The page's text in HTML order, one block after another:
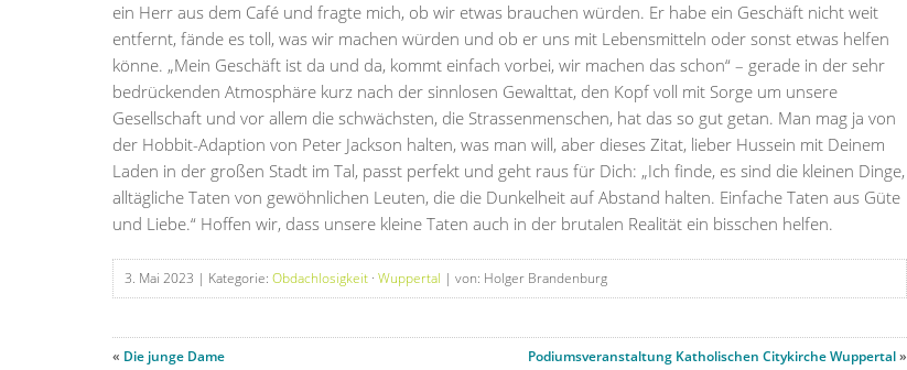
ein Herr aus dem Café und fragte mich, ob wir etwas brauchen würden. Er habe ein Geschäft nicht weit
entfernt, fände es toll, was wir machen würden und ob er uns mit Lebensmitteln oder sonst etwas helfen
könne. „Mein Geschäft ist da und da, kommt einfach vorbei, wir machen das schon“ – gerade in der sehr
bedrückenden Atmosphäre kurz nach der sinnlosen Gewalttat, den Kopf voll mit Sorge um unsere
Gesellschaft und vor allem die schwächsten, die Strassenmenschen, hat das so gut getan. Man mag ja von
der Hobbit-Adaption von Peter Jackson halten, was man will, aber dieses Zitat, lieber Hussein mit Deinem
Laden in der großen Stadt im Tal, passt perfekt und geht raus für Dich: „Ich finde, es sind die kleinen Dinge,
alltägliche Taten von gewöhnlichen Leuten, die die Dunkelheit auf Abstand halten. Einfache Taten aus Güte
und Liebe.“ Hoffen wir, dass unsere kleine Taten auch in der brutalen Realität ein bisschen helfen.
3. Mai 2023 | Kategorie: Obdachlosigkeit · Wuppertal | von: Holger Brandenburg
« Die junge Dame Podiumsveranstaltung Katholischen Citykirche Wuppertal»